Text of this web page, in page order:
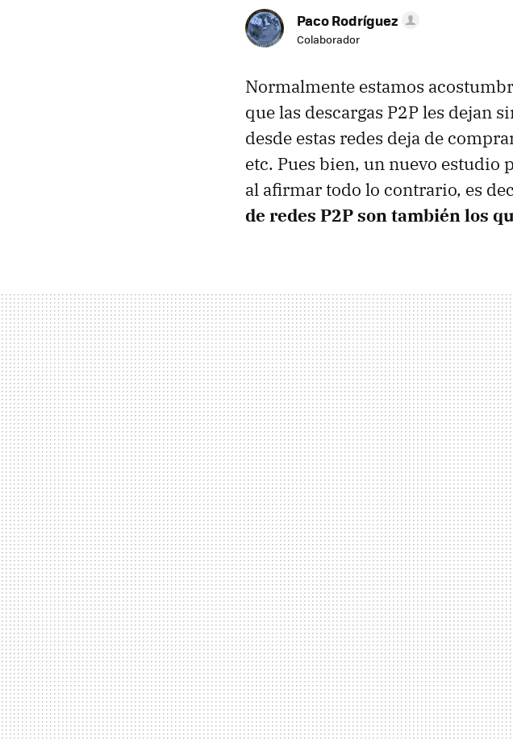
Paco Rodríguez
Colaborador
Normalmente estamos
que las descargas P2P les dejan
desde estas redes deja de
etc. Pues bien, un nuevo estudio
al afirmar todo lo contrario, es
de redes P2P son también los